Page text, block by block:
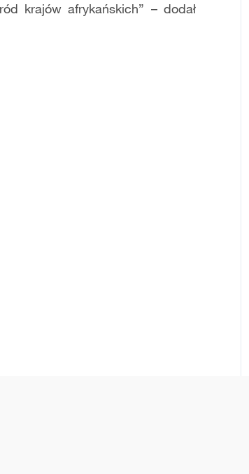
krajów afrykańskich” – dodał